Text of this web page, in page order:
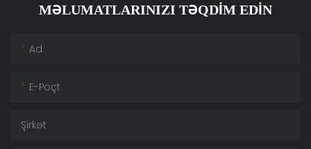
MƏLUMATLARINIZI TƏQDIM EDIN
Ad
E-Poçt
Şirkət